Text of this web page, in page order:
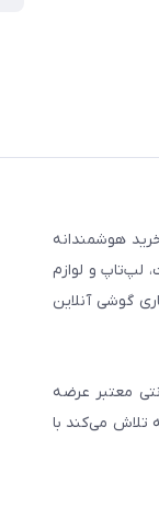
برای انتخاب و خرید هوشمندانه
لپ‌تاپ و لوازم
گوشی آنلاین
معتبر عرضه
تلاش می‌کند با